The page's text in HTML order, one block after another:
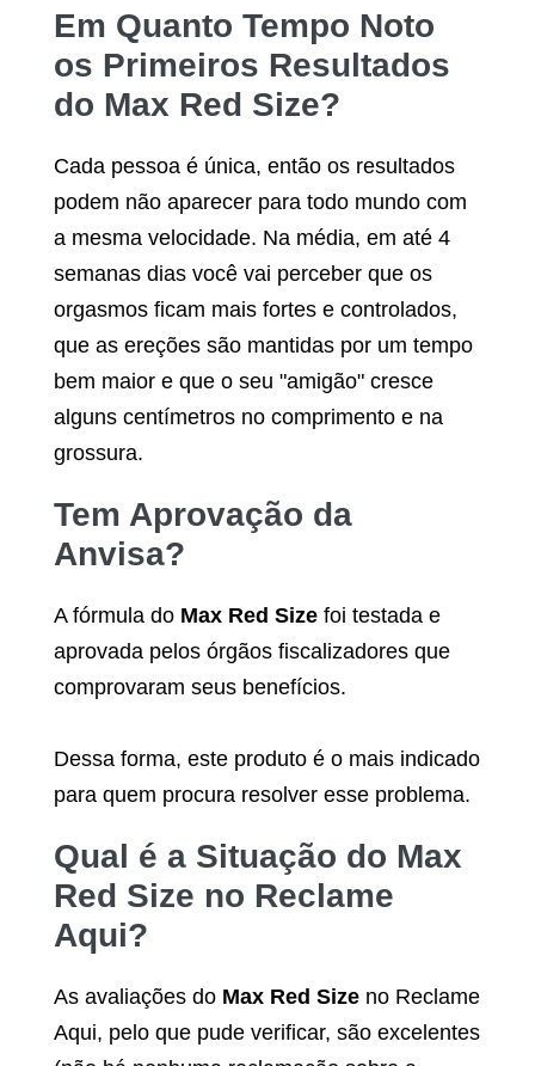
Em Quanto Tempo Noto
os Primeiros Resultados
do Max Red Size?
Cada pessoa é única, então os resultados
podem não aparecer para todo mundo com
a mesma velocidade. Na média, em até 4
semanas dias você vai perceber que os
orgasmos ficam mais fortes e controlados,
que as ereções são mantidas por um tempo
bem maior e que o seu "amigão" cresce
alguns centímetros no comprimento e na
grossura.
Tem Aprovação da
Anvisa?
A fórmula do Max Red Size foi testada e
aprovada pelos órgãos fiscalizadores que
comprovaram seus benefícios.
Dessa forma, este produto é o mais indicado
para quem procura resolver esse problema.
Qual é a Situação do Max
Red Size no Reclame
Aqui?
As avaliações do Max Red Size no Reclame
Aqui, pelo que pude verificar, são excelentes